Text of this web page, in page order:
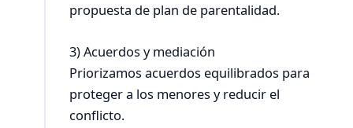
propuesta de plan de parentalidad.
3) Acuerdos y mediación
Priorizamos acuerdos equilibrados para
proteger a los menores y reducir el
conflicto.